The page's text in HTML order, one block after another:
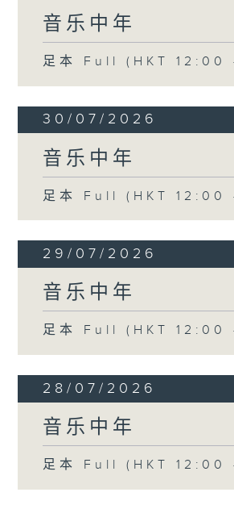
音乐中年
足本 Full (HKT 12:00
30/07/2026
音乐中年
足本 Full (HKT 12:00
29/07/2026
音乐中年
足本 Full (HKT 12:00
28/07/2026
音乐中年
足本 Full (HKT 12:00